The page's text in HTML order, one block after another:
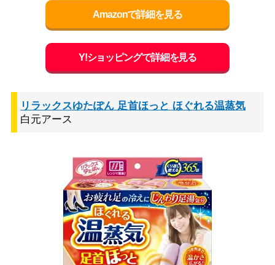
Amazonで詳細を見る
Y!ショッピングで詳細を見る
リラックスゆたぽん 足首ほっと ほぐれる温蒸気
白元アース